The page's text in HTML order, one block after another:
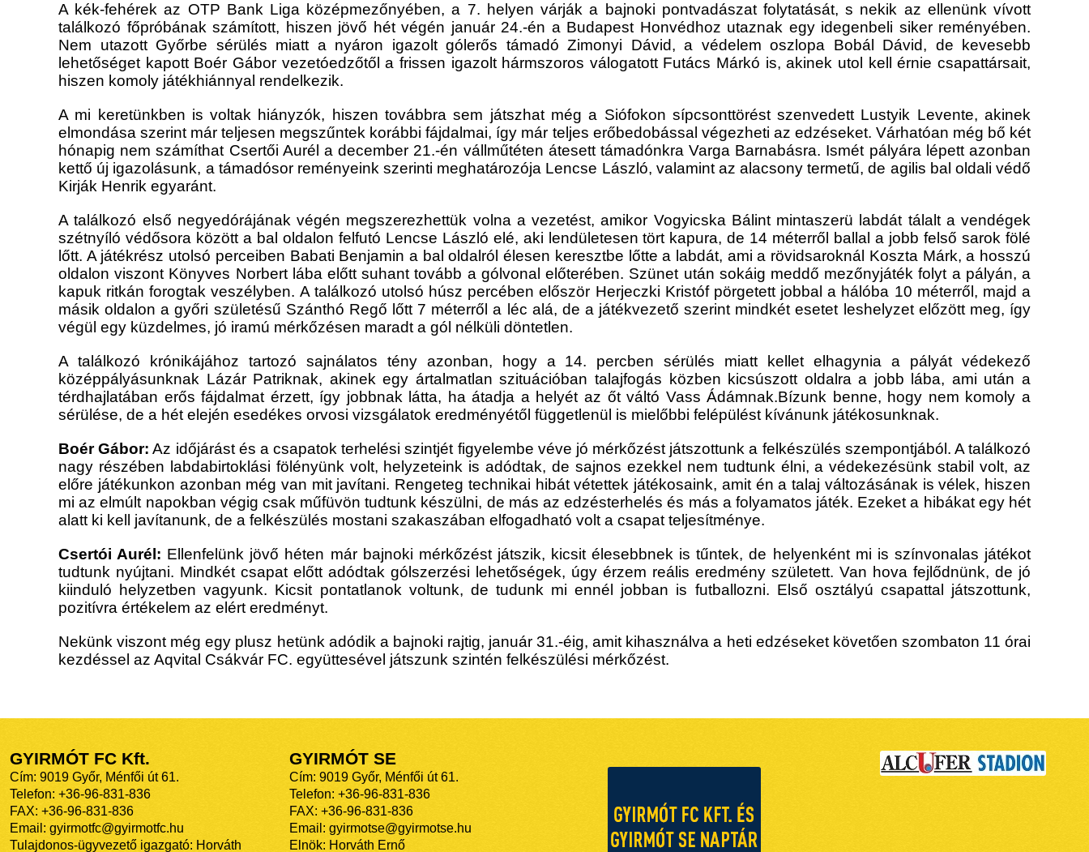
A kék-fehérek az OTP Bank Liga középmezőnyében, a 7. helyen várják a bajnoki pontvadászat folytatását, s nekik az ellenünk vívott
találkozó főpróbának számított, hiszen jövő hét végén január 24.-én a Budapest Honvédhoz utaznak egy idegenbeli siker reményében.
Nem utazott Győrbe sérülés miatt a nyáron igazolt gólerős támadó Zimonyi Dávid, a védelem oszlopa Bobál Dávid, de kevesebb
lehetőséget kapott Boér Gábor vezetóedzőtől a frissen igazolt hármszoros válogatott Futács Márkó is, akinek utol kell érnie csapattársait,
hiszen komoly játékhiánnyal rendelkezik.
A mi keretünkben is voltak hiányzók, hiszen továbbra sem játszhat még a Siófokon sípcsonttörést szenvedett Lustyik Levente, akinek
elmondása szerint már teljesen megszűntek korábbi fájdalmai, így már teljes erőbedobással végezheti az edzéseket. Várhatóan még bő két
hónapig nem számíthat Csertői Aurél a december 21.-én vállműtéten átesett támadónkra Varga Barnabásra. Ismét pályára lépett azonban
kettő új igazolásunk, a támadósor reményeink szerinti meghatározója Lencse László, valamint az alacsony termetű, de agilis bal oldali védő
Kirják Henrik egyaránt.
A találkozó első negyedórájának végén megszerezhettük volna a vezetést, amikor Vogyicska Bálint mintaszerü labdát tálalt a vendégek
szétnyíló védősora között a bal oldalon felfutó Lencse László elé, aki lendületesen tört kapura, de 14 méterről ballal a jobb felső sarok fölé
lőtt. A játékrész utolsó perceiben Babati Benjamin a bal oldalról élesen keresztbe lőtte a labdát, ami a rövidsaroknál Koszta Márk, a hosszú
oldalon viszont Könyves Norbert lába előtt suhant tovább a gólvonal előterében. Szünet után sokáig meddő mezőnyjáték folyt a pályán, a
kapuk ritkán forogtak veszélyben. A találkozó utolsó húsz percében először Herjeczki Kristóf pörgetett jobbal a hálóba 10 méterről, majd a
másik oldalon a győri születésű Szánthó Regő lőtt 7 méterrő l a léc alá, de a játékvezető szerint mindkét esetet leshelyzet előzött meg, így
végül egy küzdelmes, jó iramú mérkőzésen maradt a gól nélküli döntetlen.
A találkozó krónikájához tartozó sajnálatos tény azonban, hogy a 14. percben sérülés miatt kellet elhagynia a pályát védekező
középpályásunknak Lázár Patriknak, akinek egy ártalmatlan szituációban talajfogás közben kicsúszott oldalra a jobb lába, ami után a
térdhajlatában erős fájdalmat érzett, így jobbnak látta, ha átadja a helyét az őt váltó Vass Ádámnak.Bízunk benne, hogy nem komoly a
sérülése, de a hét elején esedékes orvosi vizsgálatok eredményétől függetlenül is mielőbbi felépülést kívánunk játékosunknak.
Boér Gábor: Az időjárást és a csapatok terhelési szintjét figyelembe véve jó mérkőzést játszottunk a felkészülés szempontjából. A találkozó
nagy részében labdabirtoklási fölényünk volt, helyzeteink is adódtak, de sajnos ezekkel nem tudtunk élni,a védekezésünk stabil volt,az
előre játékunkon azonban még van mit javítani. Rengeteg technikai hibát vétettek játékosaink, amit én a talaj változásának is vélek, hiszen
mi az elmúlt napokban végig csak műfüvön tudtunk készülni, de más az edzésterhelés és más a folyamatos játék. Ezeket a hibákat egy hét
alatt ki kell javítanunk, de a felkészülés mostani szakaszában elfogadható volt a csapat teljesítménye.
Csertói Aurél: Ellenfelünk jövő héten már bajnoki mérkőzést játszik, kicsit élesebbnek is tűntek, de helyenként mi is színvonalas játékot
tudtunk nyújtani. Mindkét csapat előtt adódtak gólszerzési lehetőségek, úgy érzem reális eredmény született. Van hova fejlődnünk, de jó
kiinduló helyzetben vagyunk. Kicsit pontatlanok voltunk, de tudunk mi ennél jobban is futballozni. Első osztályú csapattal játszottunk,
pozitívra értékelem az elért eredményt.
Nekünkviszont még egy plusz hetünkadódik a bajnoki rajtig, január 31.-éig, amit kihasználva a heti edzéseket követően szombaton 11 órai
kezdéssel az Aqvital Csákvár FC. együttesével játszunk szintén felkészülési mérkőzést.
GYIRMÓT FC Kft.
Cím: 9019 Győr, Ménfői út 61.
Telefon: +36-96-831-836
FAX: +36-96-831-836
Email: gyirmotfc@gyirmotfc.hu
Tulajdonos-ügyvezető igazgató: Horváth
GYIRMÓT SE
Cím: 9019 Győr, Ménfői út 61.
Telefon: +36-96-831-836
FAX: +36-96-831-836
Email: gyirmotse@gyirmotse.hu
Elnök: Horváth Ernő